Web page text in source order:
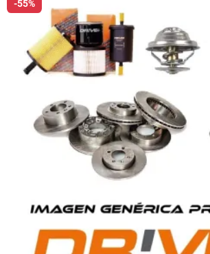
-55%